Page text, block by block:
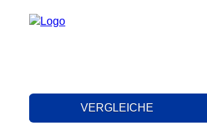
VERGLEICHE